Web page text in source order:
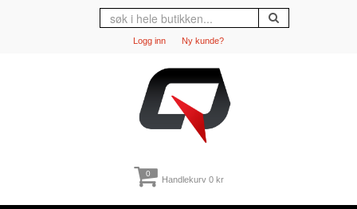
Logg inn Ny kunde?
0
Handlekurv 0 kr